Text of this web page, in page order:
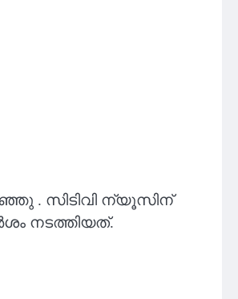
. സിടിവി ന്യൂസിന്
നടത്തിയത്.